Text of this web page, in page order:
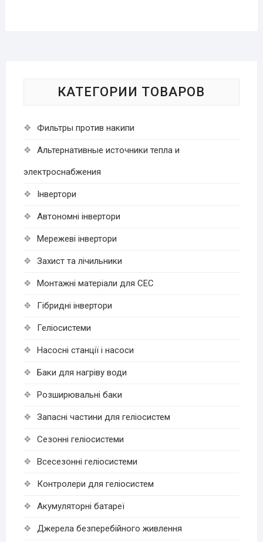
КАТЕГОРИИ ТОВАРОВ
Фильтры против накипи
Альтернативные источники тепла и
электроснабжения
Інвертори
Автономні інвертори
Мережеві інвертори
Захист та лічильники
Монтажні матеріали для СЕС
Гібридні інвертори
Геліосистеми
Насосні станції і насоси
Баки для нагріву води
Розширювальні баки
Запасні частини для геліосистем
Сезонні геліосистеми
Всесезонні геліосистеми
Контролери для геліосистем
Акумуляторні батареї
Джерела безперебійного живлення